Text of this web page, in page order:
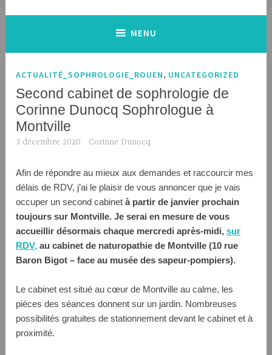
MENU
ACTUALITÉ_SOPHROLOGIE_ROUEN, UNCATEGORIZED
Second cabinet de sophrologie de
Corinne Dunocq Sophrologue à
Montville
3 décembre 2020 Corinne Dunocq
Afin de répondre au mieux aux demandes et raccourcir mes
délais de RDV, j’ai le plaisir de vous annoncer que je vais
occuper un second cabinetà partir de janvier prochain
toujours sur Montville. Je serai en mesure de vous
accueillir désormais chaque mercredi après-midi,sur
RDV, au cabinet de naturopathie de Montville (10 rue
Baron Bigot – face au musée des sapeur-pompiers).
Le cabinet est situé au cœur de Montville au calme, les
pièces des séances donnent sur un jardin. Nombreuses
possibilités gratuites de stationnement devant le cabinet et à
proximité.